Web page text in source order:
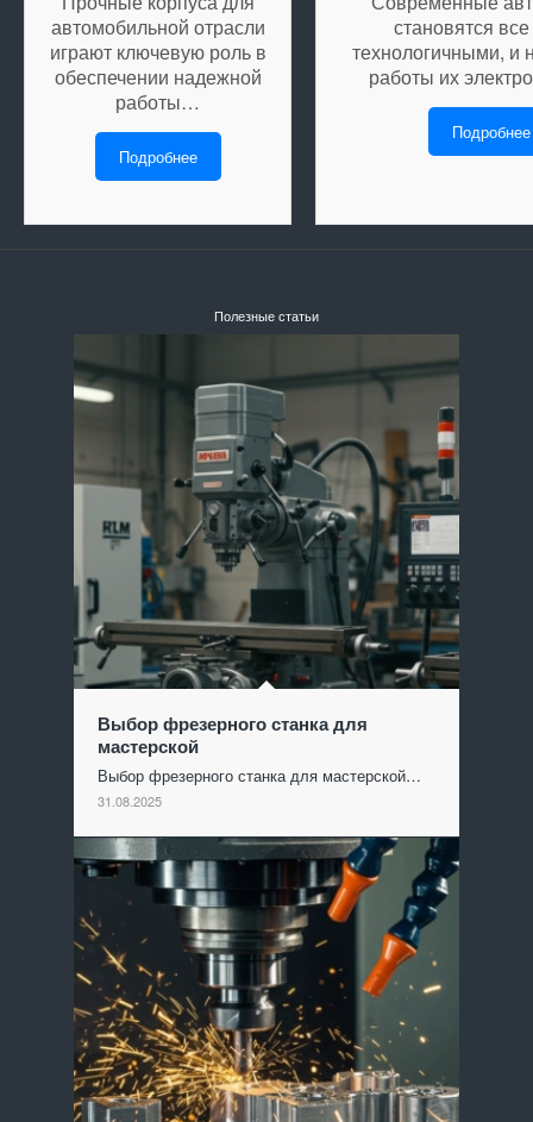
автомобильной отрасли
играют ключевую роль в
обеспечении надежной
работы…
Подробнее
становятся
технологичными, и
работы их
Подробнее
Полезные статьи
Выбор фрезерного станка для
мастерской
Выбор фрезерного станка для мастерской…
31.08.2025